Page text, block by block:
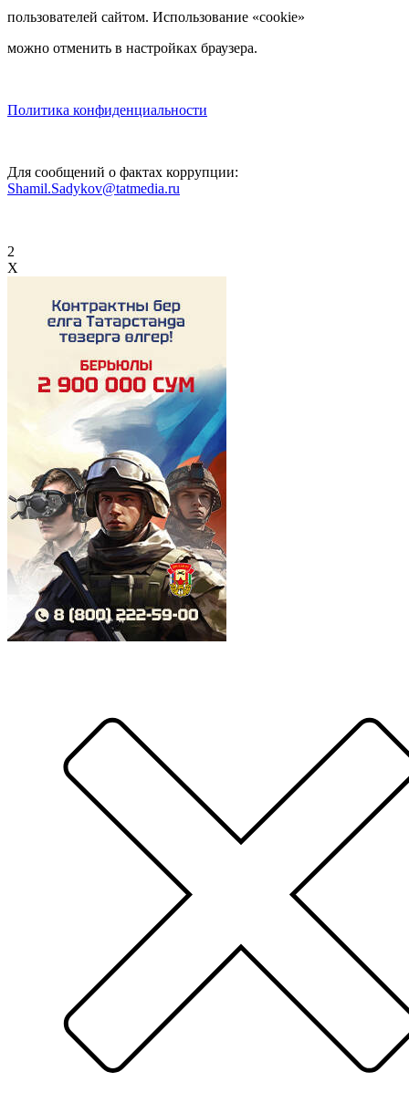
пользователей сайтом. Использование «cookie»
можно отменить в настройках браузера.
Политика конфиденциальности
Для сообщений о фактах коррупции:
Shamil.Sadykov@tatmedia.ru
2
X